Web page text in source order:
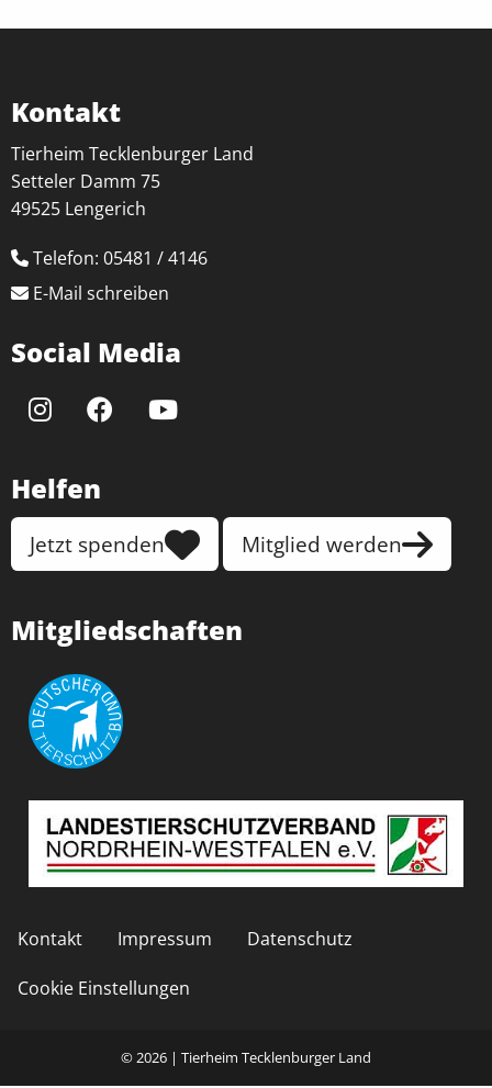
Kontakt
Tierheim Tecklenburger Land
Setteler Damm 75
49525 Lengerich
Telefon: 05481 / 4146
E-Mail schreiben
Social Media
Helfen
Jetzt spenden Mitglied werden
Mitgliedschaften
Kontakt Impressum Datenschutz
Cookie Einstellungen
© 2026 | Tierheim Tecklenburger Land